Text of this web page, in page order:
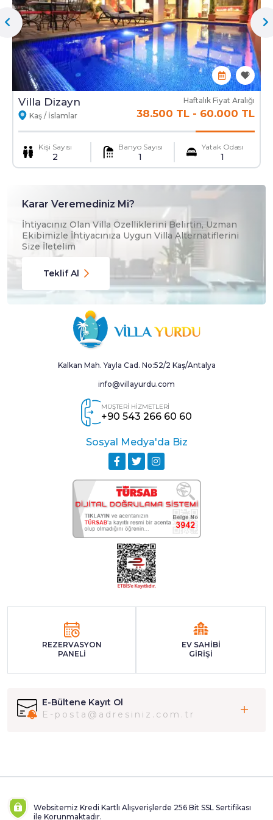
Mama Sandalyesi Ulaşım Hizmeti
Kapalı havuz
Var
Villa Dizayn
Kaş / İslamlar
Haftalık Fiyat Aralığı
38.500 TL - 60.000 TL
Kişi Sayısı
2
Banyo Sayısı
1
Yatak Odası
1
Karar Veremediniz Mi?
İhtiyacınız Olan Villa Özelliklerini Belirtin, Uzman
Ekibimizle İhtiyacınıza Uygun Villa Alternatiflerini
Size İletelim
Teklif Al
REZERVASYON
PANELİ
EV SAHİBİ
GİRİŞİ
Kalkan Mah. Yayla Cad. No:52/2 Kaş/Antalya
info@villayurdu.com
MÜŞTERİ HİZMETLERİ
+90 543 266 60 60
Sosyal Medya'da Biz
E-Bültene Kayıt Ol
Websitemiz Kredi Kartlı Alışverişlerde 256 Bit SSL Sertifikası
ile Korunmaktadır.